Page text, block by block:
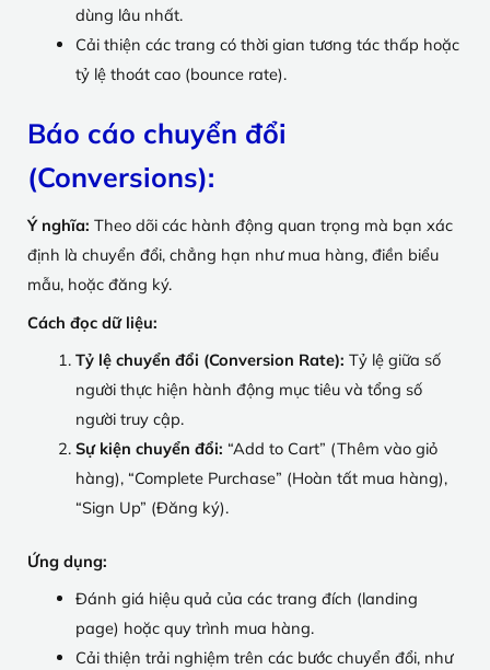
dùng lâu nhất.
Cải thiện các trang có thời gian tương tác thấp hoặc
tỷ lệ thoát cao (bounce rate).
Báo cáo chuyển đổi
(Conversions):
Ý nghĩa: Theo dõi các hành động quan trọng mà bạn xác
định là chuyển đổi, chẳng hạn như mua hàng, điền biểu
mẫu, hoặc đăng ký.
Cách đọc dữ liệu:
Tỷ lệ chuyển đổi (Conversion Rate): Tỷ lệ giữa số
người thực hiện hành động mục tiêu và tổng số
người truy cập.
Sự kiện chuyển đổi: “Add to Cart” (Thêm vào giỏ
hàng), “Complete Purchase” (Hoàn tất mua hàng),
“Sign Up” (Đăng ký).
Ứng dụng:
Đánh giá hiệu quả của các trang đích (landing
page) hoặc quy trình mua hàng.
Cải thiện trải nghiệm trên các bước chuyển đổi, như